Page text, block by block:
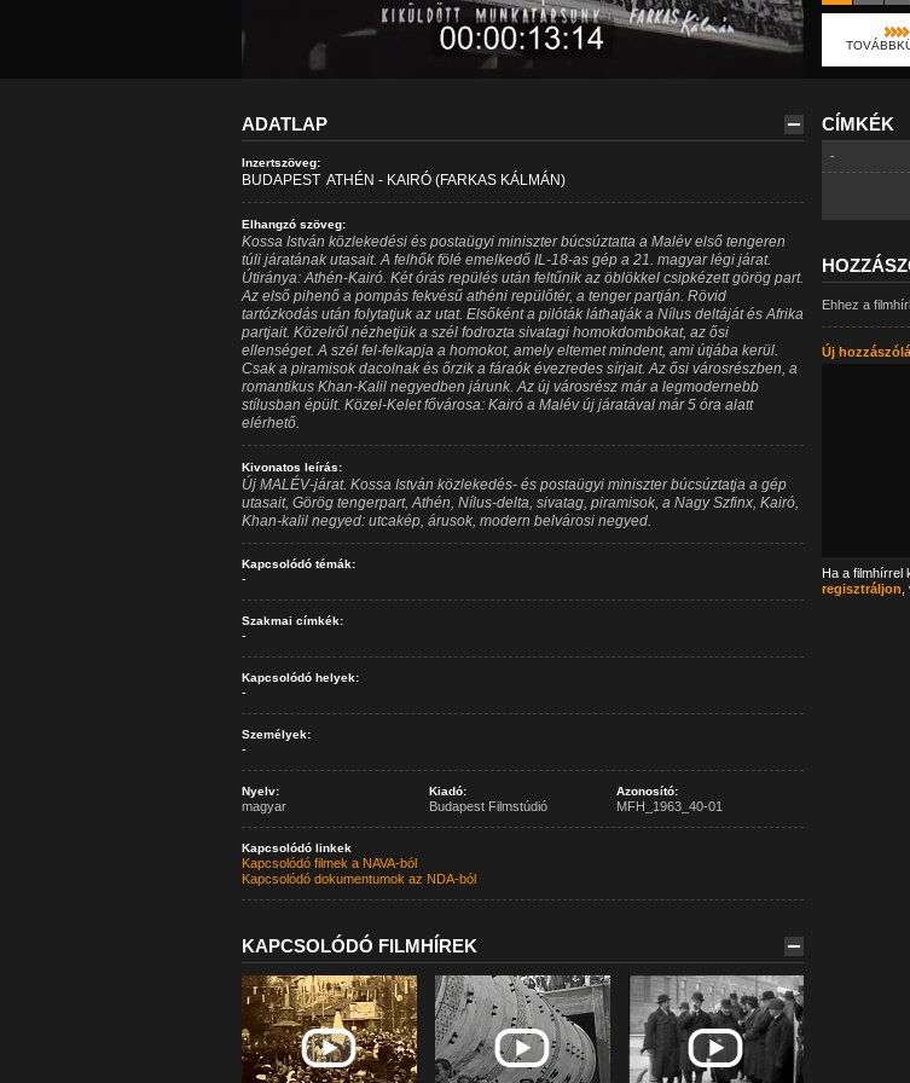
ADATLAP
Inzertszöveg:
BUDAPEST  ATHÉN - KAIRÓ (FARKAS KÁLMÁN)
Elhangzó szöveg:
Kossa István közlekedési és postaügyi miniszter búcsúztatta a Malév első tengeren
túli járatának utasait. A felhők fölé emelkedő IL-18-as gép a 21. magyar légi járat.
Útiránya: Athén-Kairó. Két órás repülés után feltűnik az öblökkel csipkézett görög part.
Az első pihenő a pompás fekvésű athéni repülőtér, a tenger partján. Rövid
tartózkodás után folytatjuk az utat. Elsőként a pilóták láthatják a Nílus deltáját és Afrika
partjait. Közelről nézhetjük a szél fodrozta sivatagi homokdombokat, az ősi
ellenséget. A szél fel-felkapja a homokot, amely eltemet mindent, ami útjába kerül.
Csak a piramisok dacolnak és őrzik a fáraók évezredes sírjait. Az ősi városrészben, a
romantikus Khan-Kalil negyedben járunk. Az új városrész már a legmodernebb
stílusban épült. Közel-Kelet fővárosa: Kairó a Malév új járatával már 5 óra alatt
elérhető.
Kivonatos leírás:
Új MALÉV-járat. Kossa István közlekedés- és postaügyi miniszter búcsúztatja a gép
utasait, Görög tengerpart, Athén, Nílus-delta, sivatag, piramisok, a Nagy Szfinx, Kairó,
Khan-kalil negyed: utcakép, árusok, modern belvárosi negyed.
Kapcsolódó témák:
-
Szakmai címkék:
-
Kapcsolódó helyek:
-
Személyek:
-
Nyelv:
magyar
Kiadó:
Budapest Filmstúdió
Azonosító:
MFH_1963_40-01
Kapcsolódó linkek
Kapcsolódó filmek a NAVA-ból
Kapcsolódó dokumentumok az NDA-ból
KAPCSOLÓDÓ FILMHÍREK
CÍMKÉK
-
Ehhez a
Új
Ha a filmhírrel
regisztráljon